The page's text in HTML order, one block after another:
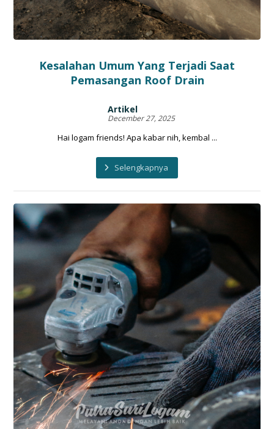
Kesalahan Umum Yang Terjadi Saat
Pemasangan Roof Drain
Artikel
December 27, 2025
Hai logam friends! Apa kabar nih, kembal ...
Selengkapnya